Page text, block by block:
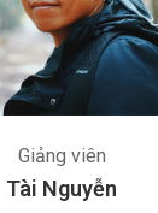
Giảng viên
Tài Nguyễn